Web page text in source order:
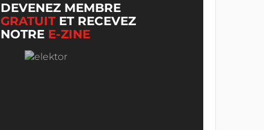
DEVENEZ MEMBRE
GRATUITET RECEVEZ
NOTRE E-ZINE